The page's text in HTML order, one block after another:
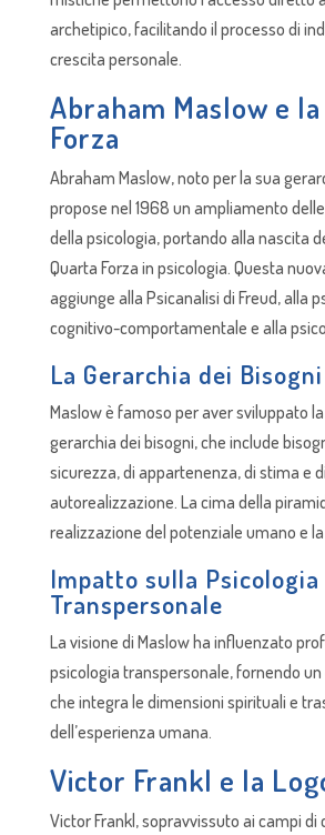
archetipico, facilitando il processo di
crescita personale.
Abraham Maslow e
Forza
Abraham Maslow, noto per la sua
propose nel 1968 un ampliamento
della psicologia, portando alla nascita
Quarta Forza in psicologia. Questa
aggiunge alla Psicanalisi di Freud, alla
cognitivo-comportamentale e alla
La Gerarchia dei Bisogni
Maslow è famoso per aver sviluppato
gerarchia dei bisogni, che include
sicurezza, di appartenenza, di stima e di
autorealizzazione. La cima della
realizzazione del potenziale umano e
Impatto sulla Psicologia
Transpersonale
La visione di Maslow ha influenzato
psicologia transpersonale, fornendo
che integra le dimensioni spirituali e
dell’esperienza umana.
Victor Frankl e la
Victor Frankl, sopravvissuto ai campi